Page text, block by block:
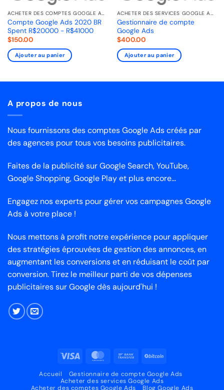
ACHETER DES COMPTES GOOGLE ADS
Compte Google Ads 2020 BR
Spent R$20000 - R$41000
$150.00
Ajouter au panier
ACHETER DES SERVICES GOOGLE ADS
Gestionnaire de compte
Google Ads
$400.00
Ajouter au panier
A propos de nous
Nous fournissons des comptes Google Ads créés par
des agences pour tous vos besoins publicitaires.
Faites de la publicité sur Google Search, YouTube,
Google Shopping, Google Play et plus encore...
Engagez nos experts pour gérer vos campagnes Google
Ads à votre place !
Nous mettons à profit notre expérience pour appliquer
des stratégies éprouvées de gestion des annonces, en
augmentant les conversions et en réduisant le coût par
conversion. Tirez le meilleur parti de vos dépenses
publicitaires sur Google dès aujourd'hui !
Visa MasterCardVirement
Accueil
Gestionnaire de compte Google Ads
Acheter des services Google Ads
Acheter des comptes Google Ads
Blog Google Ads